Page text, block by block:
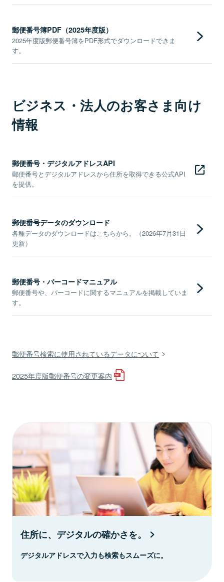
郵便番号簿PDF（2025年度版）
2025年度版郵便番号簿をPDF形式でダウンロードできま
す。
ビジネス・法人のお客さま向け
情報
郵便番号・デジタルアドレスAPI
郵便番号とデジタルアドレスから住所を取得できる公式API
を提供。
郵便番号データのダウンロード
各種データのダウンロードはこちらから。（2026年7月31日
更新）
郵便番号・バーコードマニュアル
郵便番号や、バーコードに関するマニュアルを掲載していま
す。
郵便番号検索に使用されているデータについて
2025年度版郵便番号の変更案内
住所に、デジタルの確かさを。
デジタルアドレスで入力も検索もスムーズに。